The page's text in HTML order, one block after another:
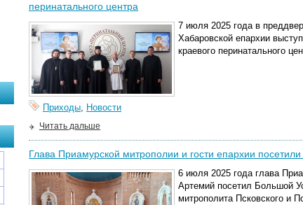
перинатального центра
7 июля 2025 года в
Хабаровской епархии
краевого перинатального
Приходы, Новости
Читать дальше
Глава Приамурской митрополии и гости епархии
6 июля 2025 года глава
Артемий посетил Большой
митрополита Псковского и